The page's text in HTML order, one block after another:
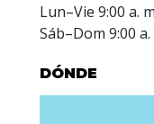
Lun–Vie 9:00 a.
Sáb–Dom 9:00
DÓNDE